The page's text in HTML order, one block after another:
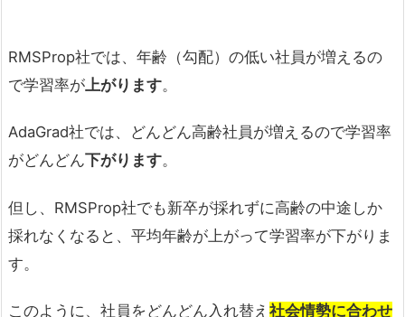
RMSProp社では、年齢（勾配）の低い社員が増えるの
で学習率が 上がります。
AdaGrad社では、どんどん高齢社員が増えるので学習率
がどんどん下がります。
但し、RMSProp社でも新卒が採れずに高齢の中途しか
採れなくなると、平均年齢が上がって学習率が下がりま
す。
このように、社員をどんどん入れ替え 社会情勢に合わせ